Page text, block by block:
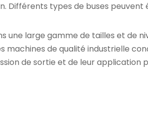
Différents types de buses
une large gamme de tailles et de
machines de qualité industrielle
de sortie et de leur application